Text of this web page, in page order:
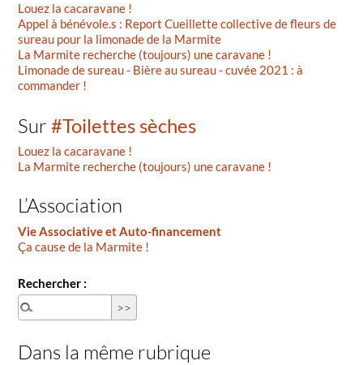
Louez la cacaravane !
Appel à bénévole.s : Report Cueillette collective de fleurs de
sureau pour la limonade de la Marmite
La Marmite recherche (toujours) une caravane !
Limonade de sureau - Bière au sureau - cuvée 2021 : à
commander !
Sur#Toilettes sèches
Louez la cacaravane !
La Marmite recherche (toujours) une caravane !
L’Association
Vie Associative et Auto-financement
Ça cause de la Marmite !
Rechercher :
Dans la même rubrique